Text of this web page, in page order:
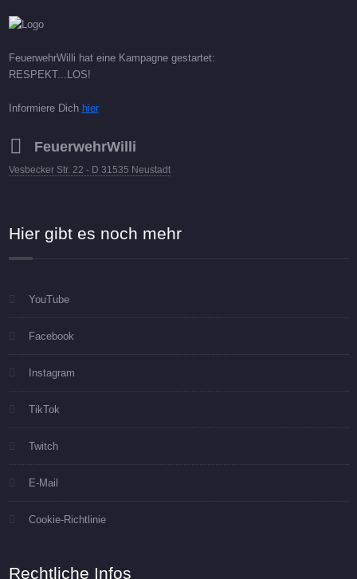
FeuerwehrWilli hat eine Kampagne gestartet:
RESPEKT...LOS!
Informiere Dich hier
FeuerwehrWilli
Vesbecker Str. 22 - D 31535 Neustadt
Hier gibt es noch mehr
YouTube
Facebook
Instagram
TikTok
Twitch
E-Mail
Cookie-Richtlinie
Rechtliche Infos